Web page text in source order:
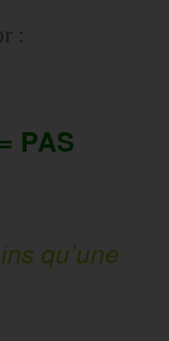
:
PAS
qu’une